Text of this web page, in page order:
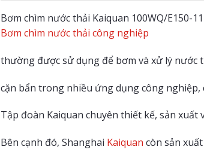
Bơm chìm nước thải Kaiquan 100WQ/E150-
Bơm chìm nước thải công nghiệp
thường được sử dụng để bơm và xử lý nước
cặn bẩn trong nhiều ứng dụng công nghiệp,
Tập đoàn Kaiquan chuyên thiết kế, sản xuất
Bên cạnh đó, Shanghai Kaiquan còn sản